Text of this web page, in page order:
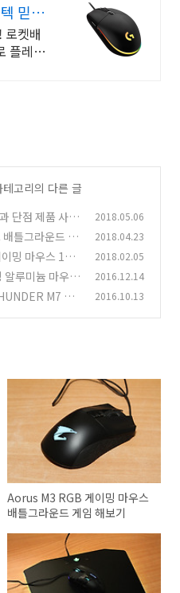
믿고
켓배
플레
고리의 다른 글
단점 제품 사용
2018.05.06
틀그라운드 게
2018.04.23
밍 마우스 100
2018.02.05
루미늄 마우스
2016.12.14
M7 매
2016.10.13
Aorus M3 RGB 게이밍 마우스
배틀그라운드 게임 해보기